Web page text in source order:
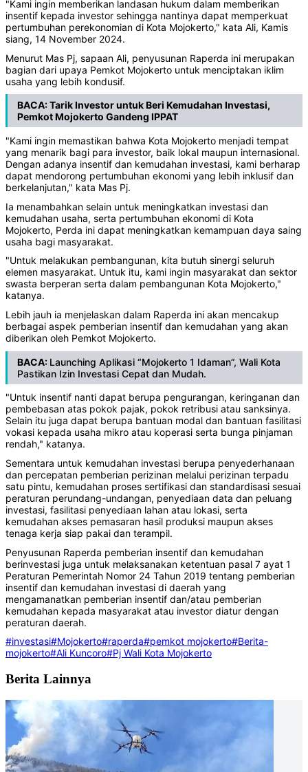
"Kami ingin memberikan landasan hukum dalam memberikan
insentif kepada investor sehingga nantinya dapat memperkuat
pertumbuhan perekonomian di Kota Mojokerto," kata Ali, Kamis
siang, 14 November 2024.
Menurut Mas Pj, sapaan Ali, penyusunan Raperda ini merupakan
bagian dari upaya Pemkot Mojokerto untuk menciptakan iklim
usaha yang lebih kondusif.
BACA:Tarik Investor untuk Beri Kemudahan Investasi,
Pemkot Mojokerto Gandeng IPPAT
"Kami ingin memastikan bahwa Kota Mojokerto menjadi tempat
yang menarik bagi para investor, baik lokal maupun internasional.
Dengan adanya insentif dan kemudahan investasi, kami berharap
dapat mendorong pertumbuhan ekonomi yang lebih inklusif dan
berkelanjutan," kata Mas Pj.
Ia menambahkan selain untuk meningkatkan investasi dan
kemudahan usaha, serta pertumbuhan ekonomi di Kota
Mojokerto, Perda ini dapat meningkatkan kemampuan daya saing
usaha bagi masyarakat.
"Untuk melakukan pembangunan, kita butuh sinergi seluruh
elemen masyarakat. Untuk itu, kami ingin masyarakat dan sektor
swasta berperan serta dalam pembangunan Kota Mojokerto,"
katanya.
Lebih jauh ia menjelaskan dalam Raperda ini akan mencakup
berbagai aspek pemberian insentif dan kemudahan yang akan
diberikan oleh Pemkot Mojokerto.
BACA: Launching Aplikasi “Mojokerto 1 Idaman”, Wali Kota
Pastikan Izin Investasi Cepat dan Mudah.
"Untuk insentif nanti dapat berupa pengurangan, keringanan dan
pembebasan atas pokok pajak, pokok retribusi atau sanksinya.
Selain itu juga dapat berupa bantuan modal dan bantuan fasilitasi
vokasi kepada usaha mikro atau koperasi serta bunga pinjaman
rendah," katanya.
Sementara untuk kemudahan investasi berupa penyederhanaan
dan percepatan pemberian perizinan melalui perizinan terpadu
satu pintu, kemudahan proses sertifikasi dan standardisasi sesuai
peraturan perundang-undangan, penyediaan data dan peluang
investasi, fasilitasi penyediaan lahan atau lokasi, serta
kemudahan akses pemasaran hasil produksi maupun akses
tenaga kerja siap pakai dan terampil.
Penyusunan Raperda pemberian insentif dan kemudahan
berinvestasi juga untuk melaksanakan ketentuan pasal 7 ayat 1
Peraturan Pemerintah Nomor 24 Tahun 2019 tentang pemberian
insentif dan kemudahan investasi di daerah yang
mengamanatkan pemberian insentif dan/atau pemberian
kemudahan kepada masyarakat atau investor diatur dengan
peraturan daerah.
#investasi#Mojokerto#raperda#pemkot mojokerto#Berita-
mojokerto#Ali Kuncoro#Pj Wali Kota Mojokerto
Berita Lainnya